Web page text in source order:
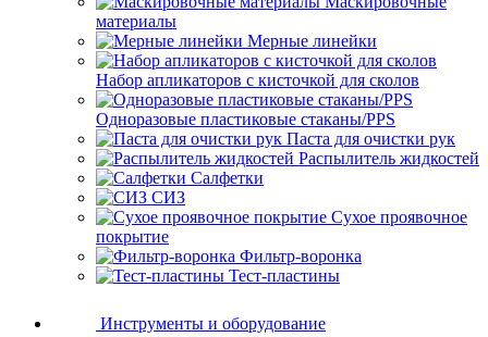
материалы
Мерные линейки
Набор апликаторов с кисточкой для сколов
Одноразовые пластиковые стаканы/PPS
Паста для очистки рук
Распылитель жидкостей
Салфетки
СИЗ
Сухое проявочное
покрытие
Фильтр-воронка
Тест-пластины
Инструменты и оборудование